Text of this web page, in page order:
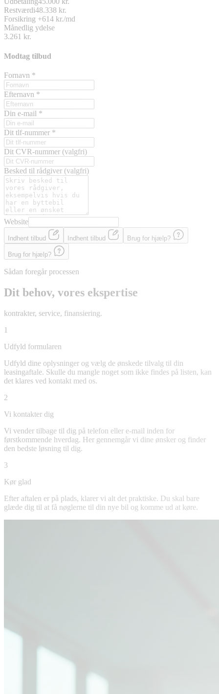
Restværdi48.338 kr.
Forsikring +614 kr./md
Månedlig ydelse
3.261 kr.
Modtag tilbud
Fornavn *
Efternavn *
Din e-mail *
Dit tlf-nummer *
Dit CVR-nummer (valgfri)
Besked til rådgiver (valgfri)
Website
Indhent tilbud Indhent tilbud Brug for hjælp?
Brug for hjælp?
Sådan foregår processen
Dit behov, vores ekspertise
kontrakter, service, finansiering.
1
Udfyld formularen
Udfyld dine oplysninger og vælg de ønskede tilvalg til din
leasingaftale. Skulle du mangle noget som ikke findes på listen, kan
det klares ved kontakt med os.
2
Vi kontakter dig
Vi vender tilbage til dig på telefon eller e-mail inden for
førstkommende hverdag. Her gennemgår vi dine ønsker og finder
den bedste løsning til dig.
3
Kør glad
Efter aftalen er på plads, klarer vi alt det praktiske. Du skal bare
glæde dig til at få nøglerne til din nye bil og komme ud at køre.